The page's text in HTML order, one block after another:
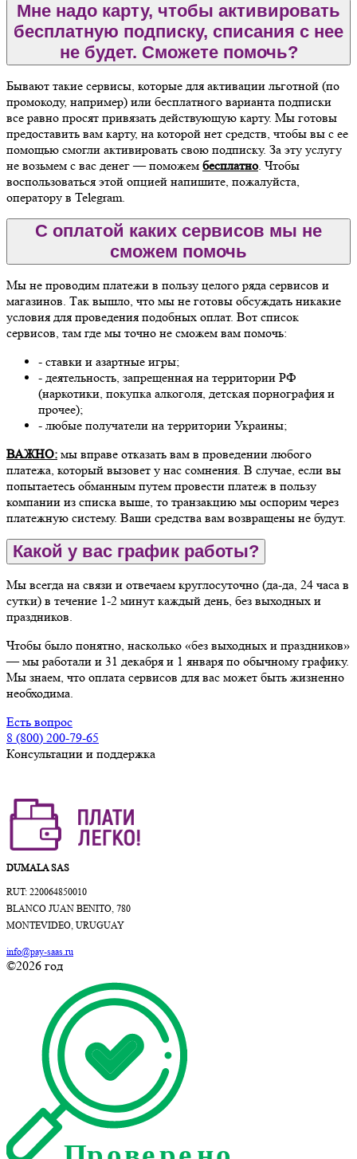
Мне надо карту, чтобы активировать
бесплатную подписку, списания с нее
не будет. Сможете помочь?
Бывают такие сервисы, которые для активации льготной (по
промокоду, например) или бесплатного варианта подписки
все равно просят привязать действующую карту. Мы готовы
предоставить вам карту, на которой нет средств, чтобы вы с ее
помощью смогли активировать свою подписку. За эту услугу
не возьмем с вас денег — поможем бесплатно. Чтобы
воспользоваться этой опцией напишите, пожалуйста,
оператору в Telegram.
С оплатой каких сервисов мы не
сможем помочь
Мы не проводим платежи в пользу целого ряда сервисов и
магазинов. Так вышло, что мы не готовы обсуждать никакие
условия для проведения подобных оплат. Вот список
сервисов, там где мы точно не сможем вам помочь:
- ставки и азартные игры;
- деятельность, запрещенная на территории РФ
(наркотики, покупка алкоголя, детская порнография и
прочее);
- любые получатели на территории Украины;
ВАЖНО: мы вправе отказать вам в проведении любого
платежа, который вызовет у нас сомнения. В случае, если вы
попытаетесь обманным путем провести платеж в пользу
компании из списка выше, то транзакцию мы оспорим через
платежную систему. Ваши средства вам возвращены не будут.
Какой у вас график работы?
Мы всегда на связи и отвечаем круглосуточно (да-да, 24 часа в
сутки) в течение 1-2 минут каждый день, без выходных и
праздников.
Чтобы было понятно, насколько «без выходных и праздников»
— мы работали и 31 декабря и 1 января по обычному графику.
Мы знаем, что оплата сервисов для вас может быть жизненно
необходима.
Есть вопрос
8 (800) 200-79-65
Консультации и поддержка
DUMALA SAS
RUT: 220064850010
BLANCO JUAN BENITO, 780
MONTEVIDEO, URUGUAY
info@pay-saas.ru
©2026 год